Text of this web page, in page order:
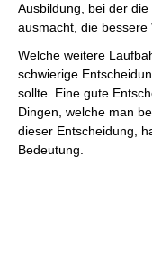
Ausbildung, bei der
ausmacht, die bessere
Welche weitere
schwierige
sollte. Eine gute
Dingen, welche man
dieser Entscheidung,
Bedeutung.